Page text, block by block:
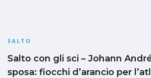
SALTO
Salto con gli sci – Johann
sposa: fiocchi d’arancio per